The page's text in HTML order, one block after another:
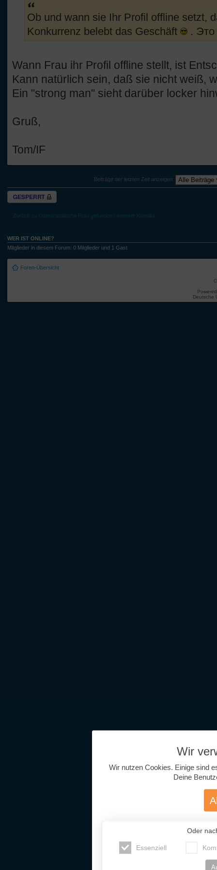
Ob und wann sie Ihr Profil offline setzt,
Konkurrenz belebt das Geschäft
.
Wann Frau ihr Profil offline stellt, ist
Kann natürlich sein, daß sie nicht weiß,
Ein "strong man" sieht darüber locker
Gruß,
Tom/IF
Beiträge der letzten Zeit anzeigen:
Thema gesperrt
Zurück zu Osteuropäische Frau gefunden / engerer Kontakt
WER IST ONLINE?
Mitglieder in diesem Forum: 0 Mitglieder und 1 Gast
Foren-Übersicht
Deutsche
Wir
Wir nutzen Cookies. Einige sind
Deine
Oder
Essenziell